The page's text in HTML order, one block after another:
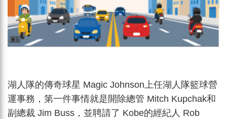
湖人隊的傳奇球星 Magic Johnson上任湖人隊籃球營
運事務，第一件事情就是開除總管 Mitch Kupchak和
副總裁 Jim Buss，並聘請了 Kobe的經紀人 Rob